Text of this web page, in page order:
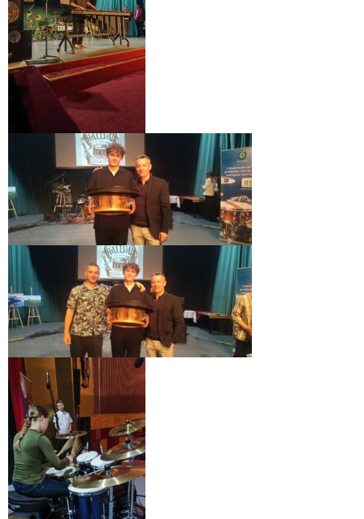
- Výstavy VO
- Videá
- Absolventské tablá
Faktúry, zmluvy, objednávky
- - ZMLUVY 2025
- - ZMLUVY 2024
- - ZMLUVY 2023
- - ZMLUVY 2022
- - ZMLUVY 2021
- - ZMLUVY 2020
- Objednávky
- - OBJEDNÁVKY 2026
- - OBJEDNÁVKY 2025
- - OBJEDNÁVKY 2024